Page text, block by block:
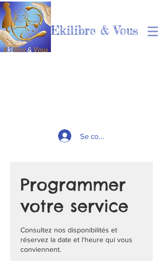
Ekilibre & Vous
Se connecter
Programmer
votre service
Consultez nos disponibilités et
réservez la date et l'heure qui vous
conviennent.